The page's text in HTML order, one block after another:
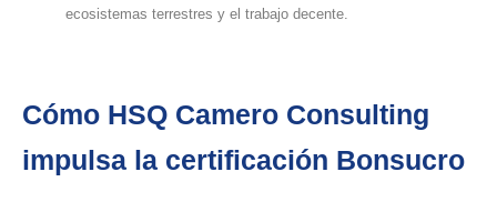
ecosistemas terrestres y el trabajo decente.
Cómo HSQ Camero Consulting
impulsa la certificación Bonsucro